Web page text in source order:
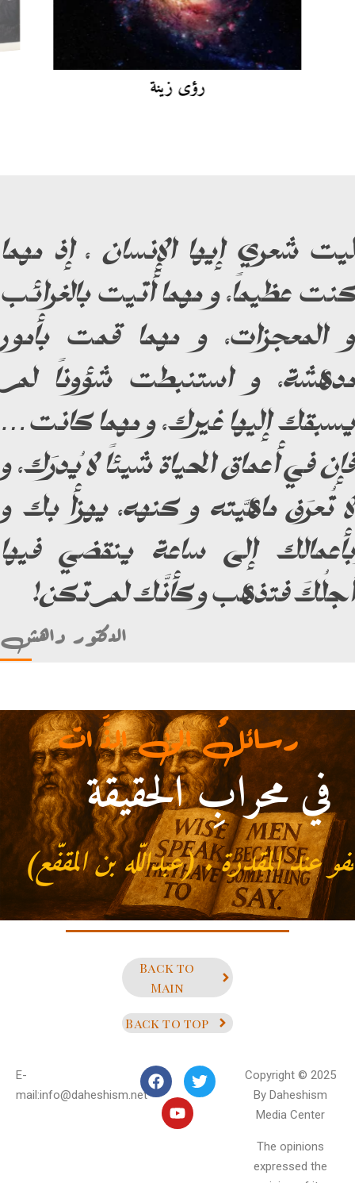
أنا داهش أتحدَّثُ إليكم
ليت شعري إيها الإنسان ، إذ مهما
كنت عظيماً، و مهما أتيت بالغرائب
و المعجزات، و مهما قمت بأمور
مدهشة، و استنبطت شؤوناً لم
يسبقك إليها غيرك، و مهما كانت…
فإن في أعماق الحياة شيئاً لا يُدرَك، و
لا تُعرَف ماهيَّته و كنهه، يهزأ بك و
بأعمالك إلى ساعة ينقضي فيها
أَجلُكَ فتذهب و كأنَّك لم تكن!
الدكتور داهش
في محرابِ الحقيقة
رسائلٌ الى الذَّ ات
Back to
Main
Back to top
E-
mail:info@daheshism.net
Copyright © 2025
By Daheshism
Media Center
The opinions
expressed the